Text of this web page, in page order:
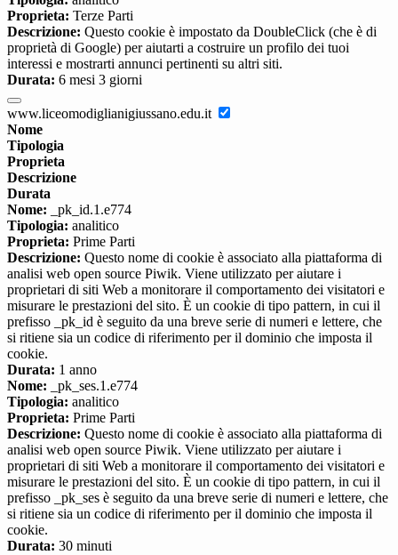
Proprieta: Terze Parti
Descrizione: Questo cookie è impostato da DoubleClick (che è di
proprietà di Google) per aiutarti a costruire un profilo dei tuoi
interessi e mostrarti annunci pertinenti su altri siti.
Durata: 6 mesi 3 giorni
www.liceomodiglianigiussano.edu.it
Nome
Tipologia
Proprieta
Descrizione
Durata
Nome: _pk_id.1.e774
Tipologia: analitico
Proprieta: Prime Parti
Descrizione: Questo nome di cookie è associato alla piattaforma di
analisi web open source Piwik. Viene utilizzato per aiutare i
proprietari di siti Web a monitorare il comportamento dei visitatori e
misurare le prestazioni del sito. È un cookie di tipo pattern, in cui il
prefisso _pk_id è seguito da una breve serie di numeri e lettere, che
si ritiene sia un codice di riferimento per il dominio che imposta il
cookie.
Durata: 1 anno
Nome: _pk_ses.1.e774
Tipologia: analitico
Proprieta: Prime Parti
Descrizione: Questo nome di cookie è associato alla piattaforma di
analisi web open source Piwik. Viene utilizzato per aiutare i
proprietari di siti Web a monitorare il comportamento dei visitatori e
misurare le prestazioni del sito. È un cookie di tipo pattern, in cui il
prefisso _pk_ses è seguito da una breve serie di numeri e lettere, che
si ritiene sia un codice di riferimento per il dominio che imposta il
cookie.
Durata: 30 minuti